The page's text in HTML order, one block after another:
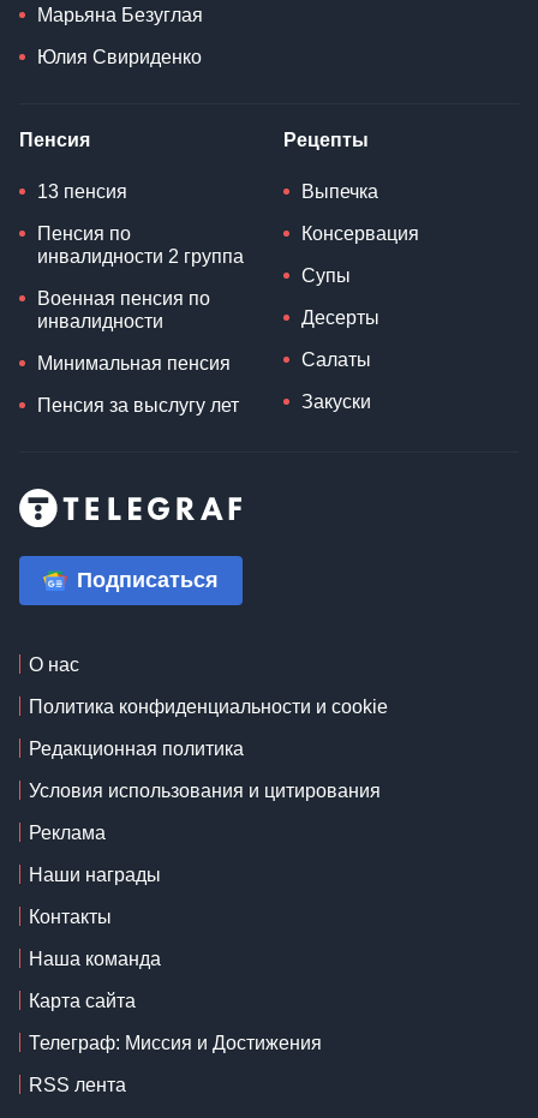
Марьяна Безуглая
Юлия Свириденко
Пенсия
13 пенсия
Пенсия по
инвалидности 2 группа
Военная пенсия по
инвалидности
Минимальная пенсия
Пенсия за выслугу лет
Рецепты
Выпечка
Консервация
Супы
Десерты
Салаты
Закуски
Подписаться
О нас
Политика конфиденциальности и cookie
Редакционная политика
Условия использования и цитирования
Реклама
Наши награды
Контакты
Наша команда
Карта сайта
Телеграф: Миссия и Достижения
RSS лента